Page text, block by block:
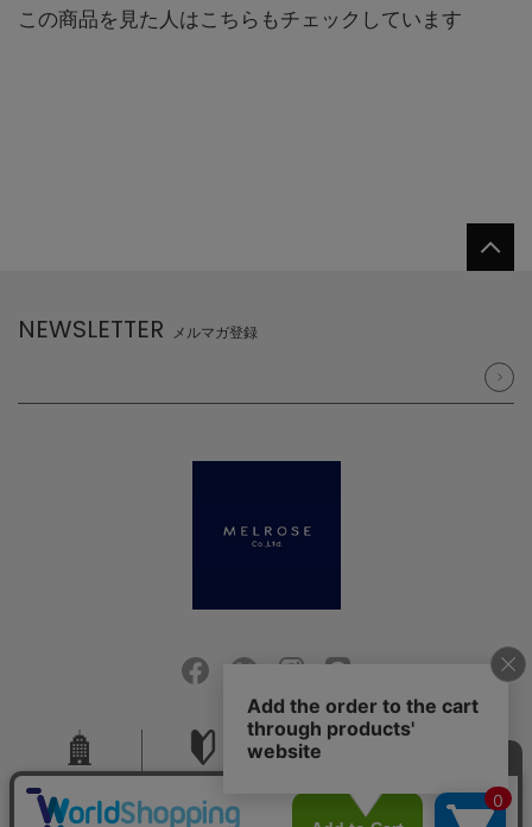
この商品を見た人はこちらもチェックしています
NEWSLETTER メルマガ登録
会社概要 採用情報 お問い合せ